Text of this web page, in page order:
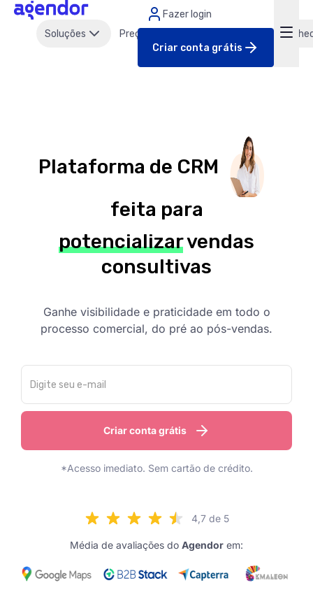
Soluções Preços
Fazer login
Criar conta grátis
Plataforma de CRM
feita para
potencializarvendas
consultivas
Ganhe visibilidade e praticidade em todo o
processo comercial, do pré ao pós-vendas.
Criar conta grátis
*Acesso imediato. Sem cartão de crédito.
4,7 de 5
Média de avaliações do Agendor em: